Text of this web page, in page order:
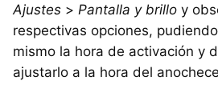
Ajustes > Pantalla y brillo y
respectivas opciones,
mismo la hora de activación y
ajustarlo a la hora del